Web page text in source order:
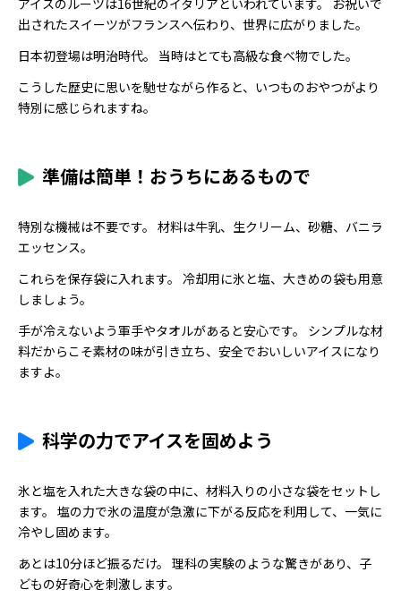
アイスのルーツは16世紀のイタリアといわれています。 お祝いで
出されたスイーツがフランスへ伝わり、世界に広がりました。
日本初登場は明治時代。 当時はとても高級な食べ物でした。
こうした歴史に思いを馳せながら作ると、いつものおやつがより
特別に感じられますね。
準備は簡単！おうちにあるもので
特別な機械は不要です。 材料は牛乳、生クリーム、砂糖、バニラ
エッセンス。
これらを保存袋に入れます。 冷却用に氷と塩、大きめの袋も用意
しましょう。
手が冷えないよう軍手やタオルがあると安心です。 シンプルな材
料だからこそ素材の味が引き立ち、安全でおいしいアイスになり
ますよ。
科学の力でアイスを固めよう
氷と塩を入れた大きな袋の中に、材料入りの小さな袋をセットし
ます。 塩の力で氷の温度が急激に下がる反応を利用して、一気に
冷やし固めます。
あとは10分ほど振るだけ。 理科の実験のような驚きがあり、子
どもの好奇心を刺激します。